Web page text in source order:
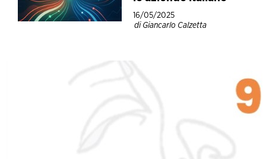
16/05/2025
di Giancarlo Calzetta